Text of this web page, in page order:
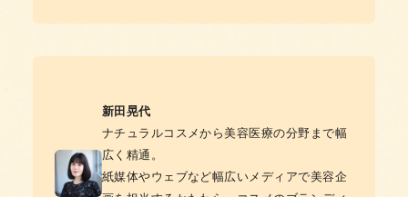
新田晃代
ナチュラルコスメから美容医療の分野まで幅
広く精通。
紙媒体やウェブなど幅広いメディアで美容企